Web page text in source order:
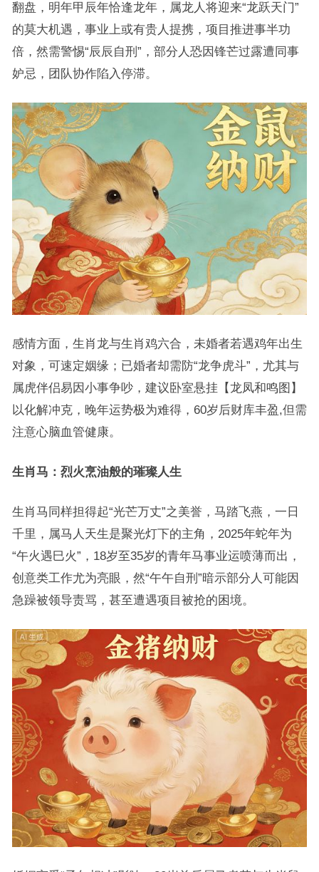
翻盘，明年甲辰年恰逢龙年，属龙人将迎来“龙跃天门”
的莫大机遇，事业上或有贵人提携，项目推进事半功
倍，然需警惕“辰辰自刑”，部分人恐因锋芒过露遭同事
妒忌，团队协作陷入停滞。
感情方面，生肖龙与生肖鸡六合，未婚者若遇鸡年出生
对象，可速定姻缘；已婚者却需防“龙争虎斗”，尤其与
属虎伴侣易因小事争吵，建议卧室悬挂【龙凤和鸣图】
以化解冲克，晚年运势极为难得，60岁后财库丰盈,但需
注意心脑血管健康。
生肖马：烈火烹油般的璀璨人生
生肖马同样担得起“光芒万丈”之美誉，马踏飞燕，一日
千里，属马人天生是聚光灯下的主角，2025年蛇年为
“午火遇巳火”，18岁至35岁的青年马事业运喷薄而出，
创意类工作尤为亮眼，然“午午自刑”暗示部分人可能因
急躁被领导责骂，甚至遭遇项目被抢的困境。